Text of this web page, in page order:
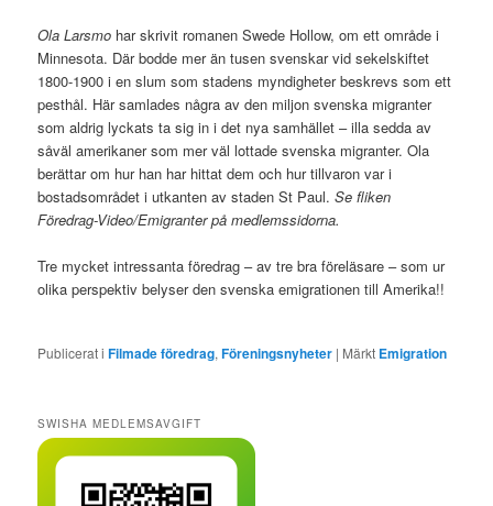
Ola Larsmo har skrivit romanen Swede Hollow, om ett område i
Minnesota. Där bodde mer än tusen svenskar vid sekelskiftet
1800-1900 i en slum som stadens myndigheter beskrevs som ett
pesthål. Här samlades några av den miljon svenska migranter
som aldrig lyckats ta sig in i det nya samhället – illa sedda av
såväl amerikaner som mer väl lottade svenska migranter. Ola
berättar om hur han har hittat dem och hur tillvaron var i
bostadsområdet i utkanten av staden St Paul.Se fliken
Föredrag-Video/Emigranter på medlemssidorna.
Tre mycket intressanta föredrag – av tre bra föreläsare – som ur
olika perspektiv belyser den svenska emigrationen till Amerika!!
Publicerat i Filmade föredrag,Föreningsnyheter | Märkt Emigration
SWISHA MEDLEMSAVGIFT